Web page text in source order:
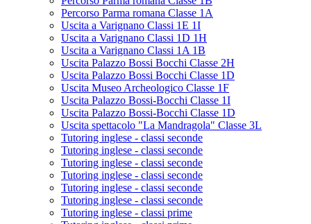
Percorso Parma romana Classe 1A
Uscita a Varignano Classi 1E 1I
Uscita a Varignano Classi 1D 1H
Uscita a Varignano Classi 1A 1B
Uscita Palazzo Bossi Bocchi Classe 2H
Uscita Palazzo Bossi Bocchi Classe 1D
Uscita Museo Archeologico Classe 1F
Uscita Palazzo Bossi-Bocchi Classe 1I
Uscita Palazzo Bossi-Bocchi Classe 1D
Uscita spettacolo "La Mandragola" Classe 3L
Tutoring inglese - classi seconde
Tutoring inglese - classi seconde
Tutoring inglese - classi seconde
Tutoring inglese - classi seconde
Tutoring inglese - classi seconde
Tutoring inglese - classi seconde
Tutoring inglese - classi prime